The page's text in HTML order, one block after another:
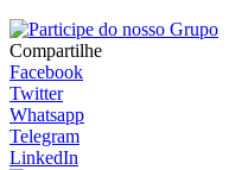
Compartilhe
Facebook
Twitter
Whatsapp
Telegram
LinkedIn